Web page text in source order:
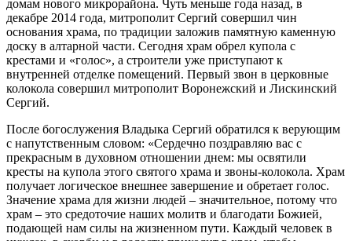
домам нового микрорайона. Чуть меньше года назад, в
декабре 2014 года, митрополит Сергий совершил чин
основания храма, по традиции заложив памятную каменную
доску в алтарной части. Сегодня храм обрел купола с
крестами и «голос», а строители уже приступают к
внутренней отделке помещений. Первый звон в церковные
колокола совершил митрополит Воронежский и Лискинский
Сергий.
После богослужения Владыка Сергий обратился к верующим
с напутственным словом: «Сердечно поздравляю вас с
прекрасным в духовном отношении днем: мы освятили
кресты на купола этого святого храма и звоны-колокола. Храм
получает логическое внешнее завершение и обретает голос.
Значение храма для жизни людей – значительное, потому что
храм – это средоточие наших молитв и благодати Божией,
подающей нам силы на жизненном пути. Каждый человек в